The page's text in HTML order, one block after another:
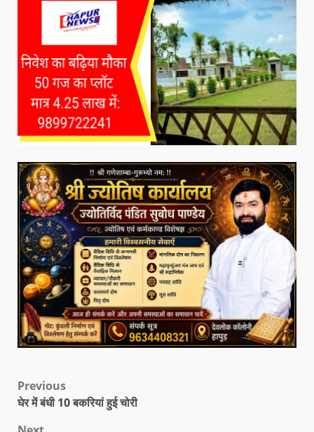
Previous
घेर में बंधी 10 बकरियां हुई चोरी